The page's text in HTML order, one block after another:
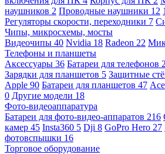
наушников 2 Проводные наушники 12 1
Регуляторы скорости, переходники 7
Чипы, микросхемы, мосты
Видеочипы 40 Nvidia 18 Radeon 22
Телефоны и планшеты
Аксессуары 36 Батареи для телефонов
Зарядки для планшетов 5 Защитные
Apple 90 Батареи для планшетов 47
0 Другие модели 18
Фото-видеоаппаратура
Батареи для фото-видео-аппаратов 216
камер 45 Insta360 5 Dji 8 GoPro Hero 27
фотовспышки 16
Торговое оборудование